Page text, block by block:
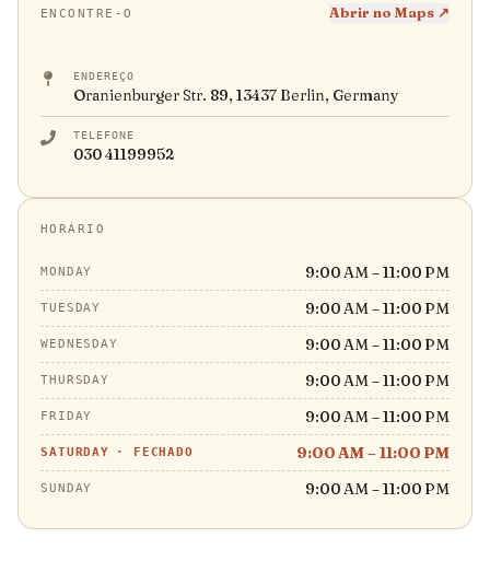
ENCONTRE-O Abrir no Maps ↗
ENDEREÇO
Oranienburger Str. 89, 13437 Berlin, Germany
TELEFONE
030 41199952
HORÁRIO
MONDAY 9:00 AM – 11:00 PM
TUESDAY 9:00 AM – 11:00 PM
WEDNESDAY 9:00 AM – 11:00 PM
THURSDAY 9:00 AM – 11:00 PM
FRIDAY 9:00 AM – 11:00 PM
SATURDAY · FECHADO 9:00 AM – 11:00 PM
SUNDAY 9:00 AM – 11:00 PM